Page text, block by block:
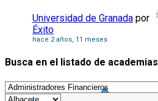
Universidad de Granada por
Éxito
hace 2 años, 11 meses
Busca en el listado de academias